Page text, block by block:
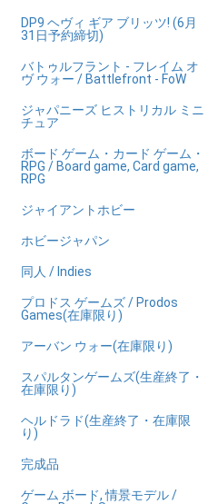
DP9 ヘヴィ ギア ブリッツ! (6月
31日予約締切)
バトゥルフラント - フレイム オ
ヴ ウォー / Battlefront - FoW
ジャパニーズ ヒストリカル ミニ
チュア
ボード ゲーム・カード ゲーム・
RPG / Board game, Card game,
RPG
ジャイアントホビー
ホビージャパン
同人 / Indies
プロドス ゲームズ / Prodos
Games(在庫限り)
アーバン ウォー(在庫限り)
スパルタンゲームズ(生産終了・
在庫限り)
ヘルドラド(生産終了・在庫限
り)
完成品
ゲーム ボード, 情景モデル /